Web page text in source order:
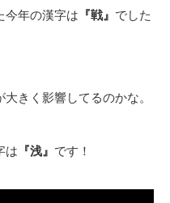
今年の漢字は 『戦』 でした
きく影響してるのかな。
は 『浅』 です！